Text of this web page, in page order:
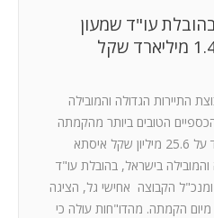
עו"ד שמעון
סיבוני: הכנסות של 1.42 מיליארד שקל
התיירות הגדולה והמובילה
הטובים ביותר מהקמתה
הרווח הנקי בסיום 2005 עומד על 25.6 מיליון שקל איסתא
והמובילה בישראל, בהובלת עו"ד
ומנכ"ל הקבוצה אחישי גל, הציגה
הקמתה. מהדו"חות עולה כי